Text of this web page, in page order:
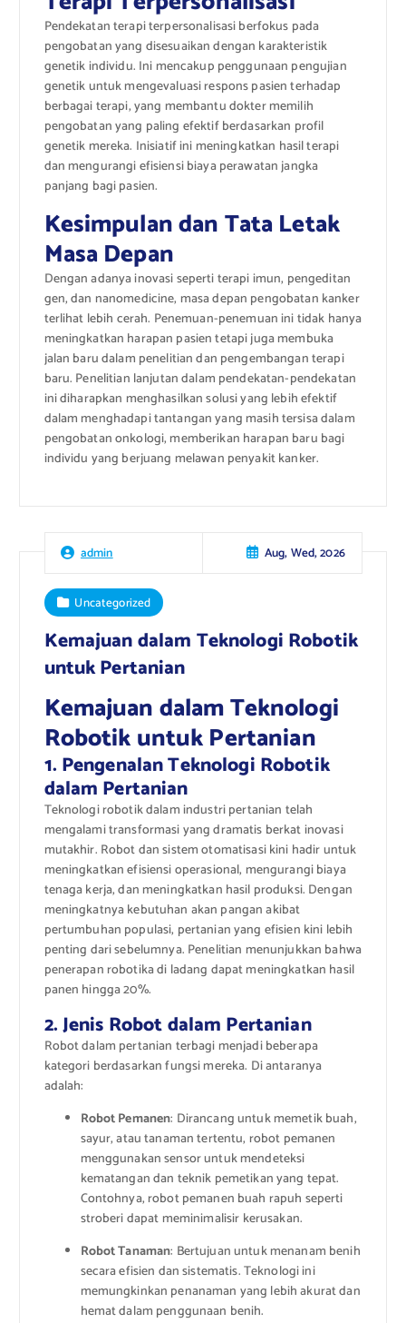
Pendekatan terapi terpersonalisasi berfokus pada
pengobatan yang disesuaikan dengan karakteristik
genetik individu. Ini mencakup penggunaan pengujian
genetik untuk mengevaluasi respons pasien terhadap
berbagai terapi, yang membantu dokter memilih
pengobatan yang paling efektif berdasarkan profil
genetik mereka. Inisiatif ini meningkatkan hasil terapi
dan mengurangi efisiensi biaya perawatan jangka
panjang bagi pasien.
Kesimpulan dan Tata Letak
Masa Depan
Dengan adanya inovasi seperti terapi imun, pengeditan
gen, dan nanomedicine, masa depan pengobatan kanker
terlihat lebih cerah. Penemuan-penemuan ini tidak hanya
meningkatkan harapan pasien tetapi juga membuka
jalan baru dalam penelitian dan pengembangan terapi
baru. Penelitian lanjutan dalam pendekatan-pendekatan
ini diharapkan menghasilkan solusi yang lebih efektif
dalam menghadapi tantangan yang masih tersisa dalam
pengobatan onkologi, memberikan harapan baru bagi
individu yang berjuang melawan penyakit kanker.
admin Aug, Wed, 2026
Uncategorized
Kemajuan dalam Teknologi Robotik
untuk Pertanian
Kemajuan dalam Teknologi
Robotik untuk Pertanian
1. Pengenalan Teknologi Robotik
dalam Pertanian
Teknologi robotik dalam industri pertanian telah
mengalami transformasi yang dramatis berkat inovasi
mutakhir. Robot dan sistem otomatisasi kini hadir untuk
meningkatkan efisiensi operasional, mengurangi biaya
tenaga kerja, dan meningkatkan hasil produksi. Dengan
meningkatnya kebutuhan akan pangan akibat
pertumbuhan populasi, pertanian yang efisien kini lebih
penting dari sebelumnya. Penelitian menunjukkan bahwa
penerapan robotika di ladang dapat meningkatkan hasil
panen hingga 20%.
2. Jenis Robot dalam Pertanian
Robot dalam pertanian terbagi menjadi beberapa
kategori berdasarkan fungsi mereka. Di antaranya
adalah:
Robot Pemanen: Dirancang untuk memetik buah,
sayur, atau tanaman tertentu, robot pemanen
menggunakan sensor untuk mendeteksi
kematangan dan teknik pemetikan yang tepat.
Contohnya, robot pemanen buah rapuh seperti
stroberi dapat meminimalisir kerusakan.
Robot Tanaman: Bertujuan untuk menanam benih
secara efisien dan sistematis. Teknologi ini
memungkinkan penanaman yang lebih akurat dan
hemat dalam penggunaan benih.